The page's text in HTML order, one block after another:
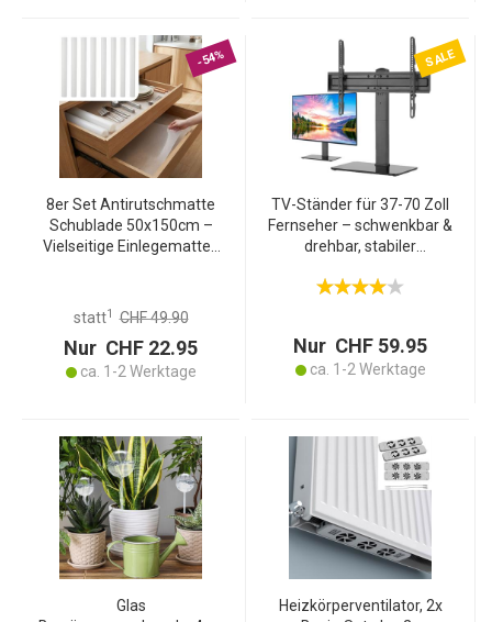
-54%
8er Set Antirutschmatte
Schublade 50x150cm –
Vielseitige Einlegematten
Zuschneidbar, BPA-frei,
statt1 CHF 49.90
Nur CHF 22.95
ca. 1-2 Werktage
SALE
TV-Ständer für 37-70 Zoll
Fernseher – schwenkbar &
drehbar, stabiler
höhenverstellbar,
Nur CHF 59.95
ca. 1-2 Werktage
Glas
Heizkörperventilator, 2x